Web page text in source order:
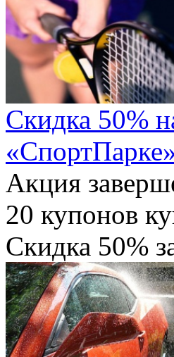
Скидка 50%
Акция
20 купонов
Скидка 50%